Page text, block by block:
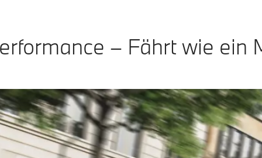
– Fährt wie ein